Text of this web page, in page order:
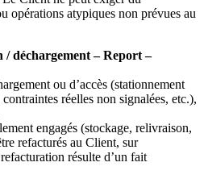
opérations atypiques non prévues au
/ déchargement – Report –
ou d’accès (stationnement
réelles non signalées, etc.),
engagés (stockage, relivraison,
refacturés au Client, sur
résulte d’un fait